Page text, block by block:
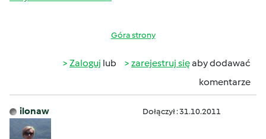
Góra strony
Zaloguj lub zarejestruj sięaby dodawać
komentarze
ilonaw Dołączył : 31.10.2011